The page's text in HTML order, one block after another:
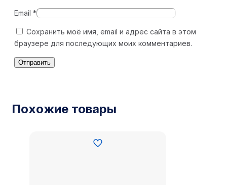
Email *
Сохранить моё имя, email и адрес сайта в этом
браузере для последующих моих комментариев.
Похожие товары